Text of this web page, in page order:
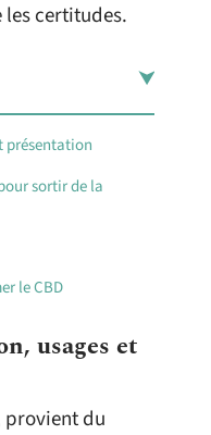
certitudes.
présentation
sortir de la
le CBD
usages et
provient du